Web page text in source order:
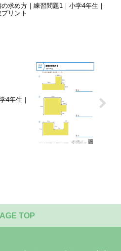
求め方｜練習問題1｜小学4年生｜
リント
4年生｜
TOP